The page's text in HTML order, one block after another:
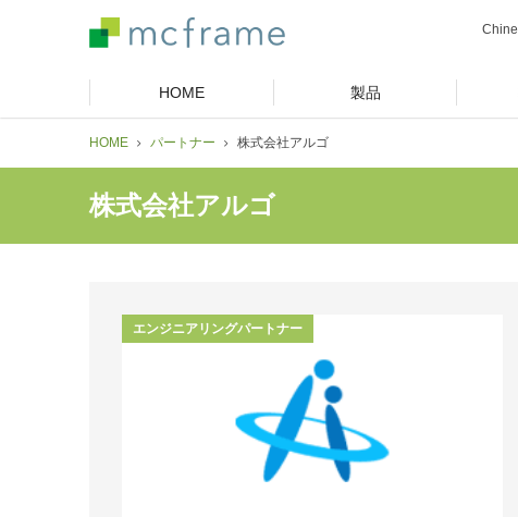
HOME 製品
HOME パートナー 株式会社アルゴ
株式会社アルゴ
エンジニアリングパートナー